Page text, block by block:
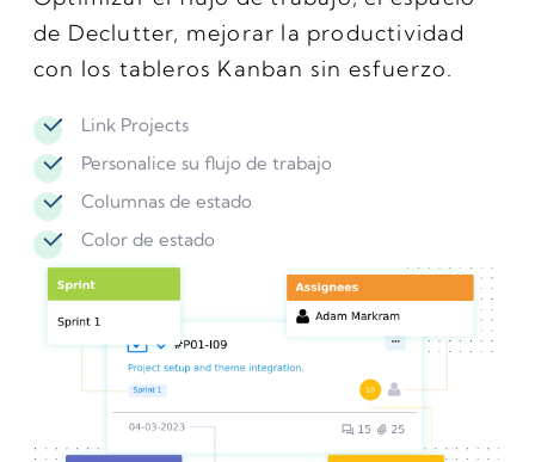
de Declutter, mejorar la productividad
con los tableros Kanban sin esfuerzo.
Link Projects
Personalice su flujo de trabajo
Columnas de estado
Color de estado